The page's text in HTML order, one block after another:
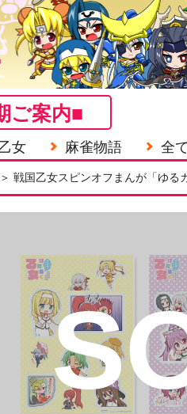
ご案内■
女 麻雀物語 全
＞ 戦国乙女スピンオフまんが「ゆ